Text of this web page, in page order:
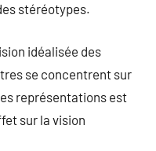
stéréotypes.
idéalisée des
se concentrent sur
représentations est
sur la vision